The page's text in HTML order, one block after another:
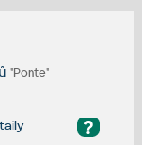
"Ponte"
?